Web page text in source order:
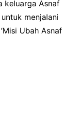
keluarga Asnaf
menjalani
Ubah Asnaf